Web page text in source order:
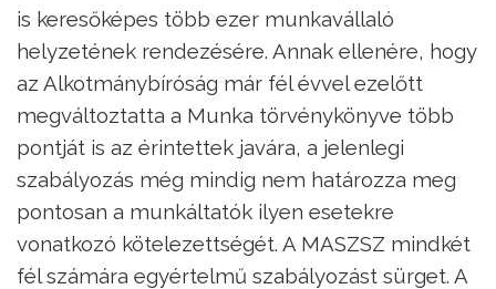
is keresőképes több ezer munkavállaló
helyzetének rendezésére. Annak ellenére, hogy
az Alkotmánybíróság már fél évvel ezelőtt
megváltoztatta a Munka törvénykönyve több
pontját is az érintettek javára, a jelenlegi
szabályozás még mindig nem határozza meg
pontosan a munkáltatók ilyen esetekre
vonatkozó kötelezettségét. A MASZSZ mindkét
fél számára egyértelmű szabályozást sürget. A